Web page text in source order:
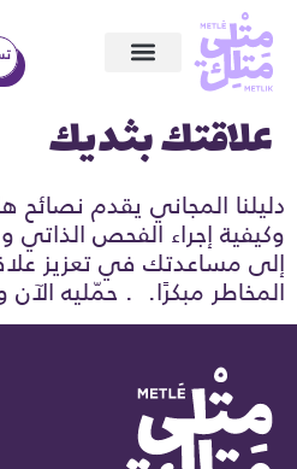
علاقتك بثديك
دليلنا المجاني يقدم
وكيفية إجراء الفحص
إلى مساعدتك في تعزيز
المخاطر مبكرًا. . حمّليه